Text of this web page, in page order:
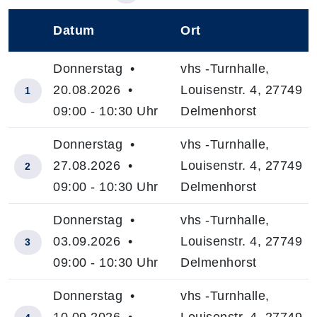
Datum Ort
1
Donnerstag •
20.08.2026 •
09:00 - 10:30 Uhr
vhs -Turnhalle,
Louisenstr. 4, 27749
Delmenhorst
2
Donnerstag •
27.08.2026 •
09:00 - 10:30 Uhr
vhs -Turnhalle,
Louisenstr. 4, 27749
Delmenhorst
3
Donnerstag •
03.09.2026 •
09:00 - 10:30 Uhr
vhs -Turnhalle,
Louisenstr. 4, 27749
Delmenhorst
Donnerstag •
vhs -Turnhalle,